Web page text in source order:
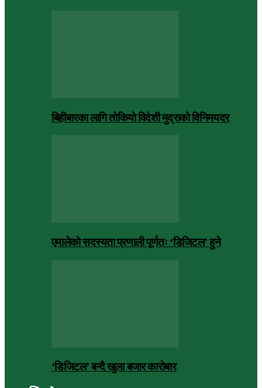
बिहीबारका लागि तोकियो विदेशी मुद्राको विनिमयदर
एमालेको सदस्यता प्रणाली पूर्णतः ‘डिजिटल’ हुने
‘डिजिटल’ बन्दै खुला बजार कारोबार